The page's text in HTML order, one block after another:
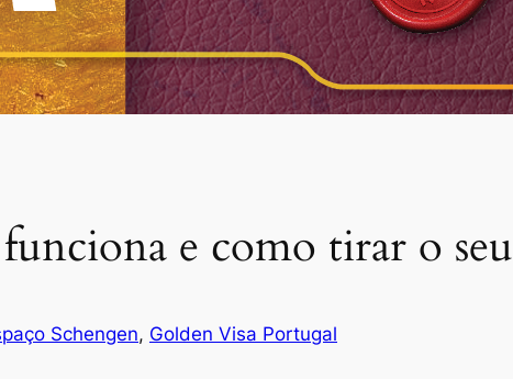
e como tirar o seu
Schengen, Golden Visa Portugal